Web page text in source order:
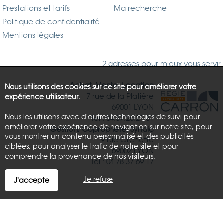
Prestations et tarifs
Politique de confidentialité
Mentions légales
Ma recherche
2 adresses pour mieux vous servir
Achat, Vente, Location
7 rue de la Platière
69001 LYON
Tél : 04.37.26.21.81
Gestion, Copropriété, Syndic
9 rue Grenette
69002 LYON
Tél : 04.78.37.69.17
Nous utilisons des cookies sur ce site pour améliorer votre
expérience utilisateur.
Nous les utilisons avec d'autres technologies de suivi pour
améliorer votre expérience de navigation sur notre site, pour
vous montrer un contenu personnalisé et des publicités
ciblées, pour analyser le trafic de notre site et pour
comprendre la provenance de nos visiteurs.
J'accepte Je refuse